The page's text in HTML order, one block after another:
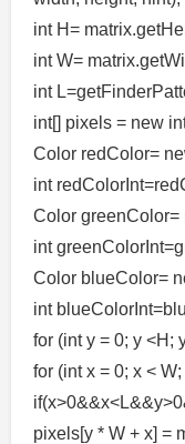
int H=
int W=
int
int[] pixels = new
Color redColor=
int
Color greenColor=
int
Color blueColor=
int
for (int y = 0; y <H;
for (int x = 0; x <
pixels[y * W + x] =